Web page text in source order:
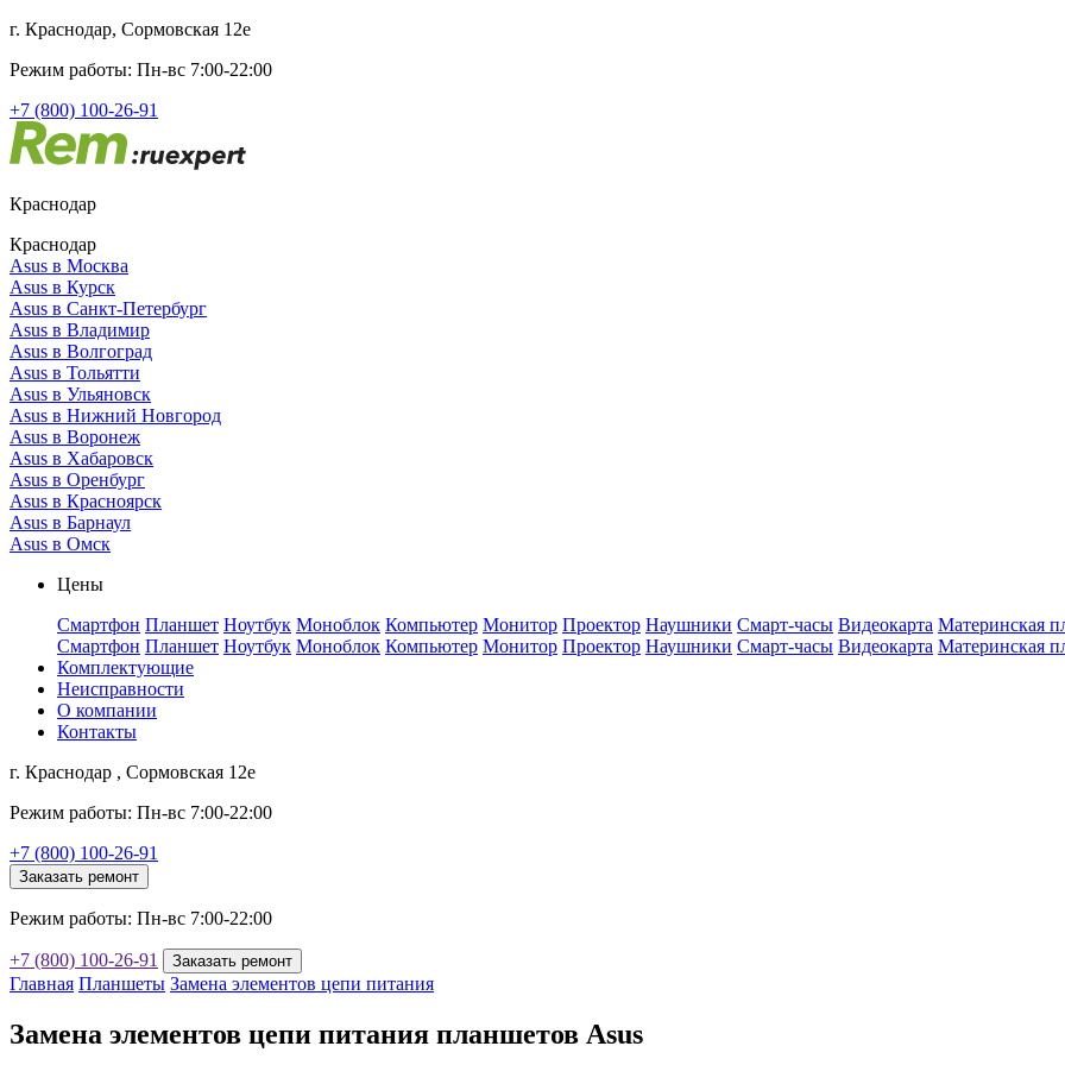
г. Краснодар, Сормовская 12е
Режим работы: Пн-вс 7:00-22:00
+7 (800) 100-26-91
Краснодар
Краснодар
Asus в Москва
Asus в Курск
Asus в Санкт-Петербург
Asus в Владимир
Asus в Волгоград
Asus в Тольятти
Asus в Ульяновск
Asus в Нижний Новгород
Asus в Воронеж
Asus в Хабаровск
Asus в Оренбург
Asus в Красноярск
Asus в Барнаул
Asus в Омск
Цены
Смартфон Планшет Ноутбук Моноблок Компьютер Монитор Проектор Наушники Смарт-часы Видеокарта Материнская
Смартфон Планшет Ноутбук Моноблок Компьютер Монитор Проектор Наушники Смарт-часы Видеокарта Материнская
Комплектующие
Неисправности
О компании
Контакты
г. Краснодар , Сормовская 12е
Режим работы: Пн-вс 7:00-22:00
+7 (800) 100-26-91
Заказать ремонт
Режим работы: Пн-вс 7:00-22:00
+7 (800) 100-26-91 Заказать ремонт
Главная Планшеты Замена элементов цепи питания
Замена элементов цепи питания планшетов Asus